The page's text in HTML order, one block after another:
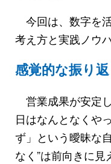
今回は、数字を
考え方と実践ノウ
感覚的な振り
営業成果が安定
日はなんとなくや
ず」という曖昧な
なく”は前向きに